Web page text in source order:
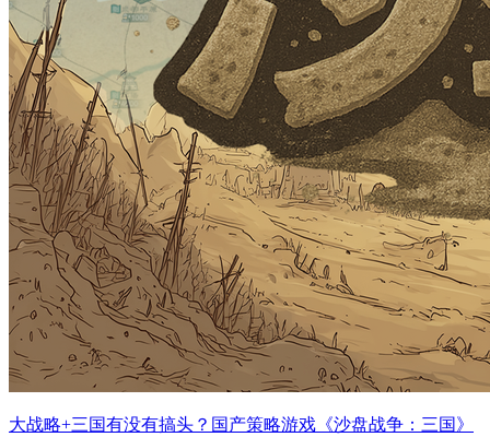
大战略+三国有没有搞头？国产策略游戏《沙盘战争：三国》